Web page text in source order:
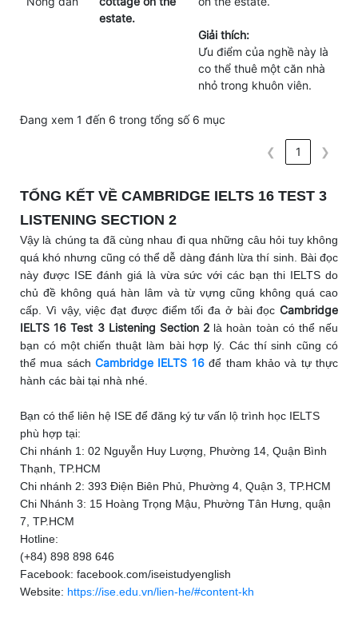
estate.
Giải thích:
Ưu điểm của nghề này là
co thể thuê một căn nhà
nhỏ trong khuôn viên.
Đang xem 1 đến 6 trong tổng số 6 mục
❮ 1 ❯
TỔNG KẾT VỀ CAMBRIDGE IELTS 16 TEST 3
LISTENING SECTION 2
Vậy là chúng ta đã cùng nhau đi qua những câu hỏi tuy không
quá khó nhưng cũng có thể dễ dàng đánh lừa thí sinh. Bài đọc
này được ISE đánh giá là vừa sức với các bạn thi IELTS do
chủ đề không quá hàn lâm và từ vựng cũng không quá cao
cấp. Vì vậy, việc đạt được điểm tối đa ở bài đọc Cambridge
IELTS 16 Test 3 Listening Section 2 là hoàn toàn có thể nếu
bạn có một chiến thuật làm bài hợp lý. Các thí sinh cũng có
thể mua sáchCambridge IELTS 16để tham khảo và tự thực
hành các bài tại nhà nhé.
Bạn có thể liên hệ ISE để đăng ký tư vấn lộ trình học IELTS
phù hợp tại:
Chi nhánh 1: 02 Nguyễn Huy Lượng, Phường 14, Quận Bình
Thạnh, TP.HCM
Chi nhánh 2: 393 Điện Biên Phủ, Phường 4, Quận 3, TP.HCM
Chi Nhánh 3: 15 Hoàng Trọng Mậu, Phường Tân Hưng, quận
7, TP.HCM
Hotline:
(+84) 898 898 646
Facebook: facebook.com/iseistudyenglish
Website: https://ise.edu.vn/lien-he/#content-kh